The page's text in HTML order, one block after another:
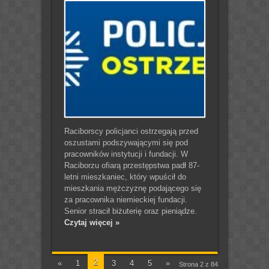
Raciborscy policjanci ostrzegają przed
oszustami podszywającymi się pod
pracowników instytucji i fundacji. W
Raciborzu ofiarą przestępstwa padł 87-
letni mieszkaniec, który wpuścił do
mieszkania mężczyznę podającego się
za pracownika niemieckiej fundacji.
Senior stracił biżuterię oraz pieniądze.
Czytaj więcej »
Strona 2 z 84
« 1 2 3 4 5
»